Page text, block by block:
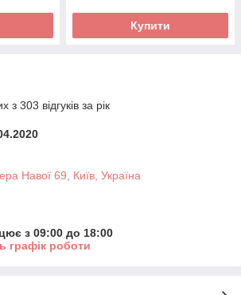
Купити
з 303 відгуків за рік
Навої 69, Київ, Україна
з 09:00 до 18:00
графік роботи